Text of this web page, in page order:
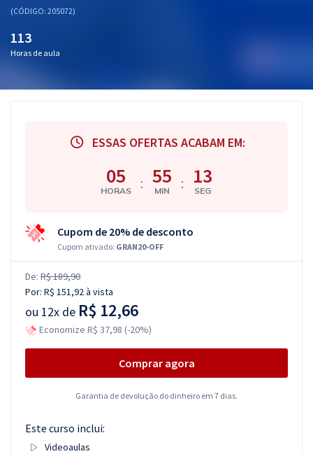
(CÓDIGO: 205072)
113
Horas de aula
ESSAS OFERTAS ACABAM EM:
05
HORAS : 55
MIN : 12
SEG
Cupom de 20% de desconto
Cupom ativado: GRAN20-OFF
De: R$ 189,90
Por: R$ 151,92à vista
ou 12x de R$ 12,66
Economize R$ 37,98 (-20%)
Comprar agora
Garantia de devolução do dinheiro em 7 dias.
Este curso inclui:
Videoaulas